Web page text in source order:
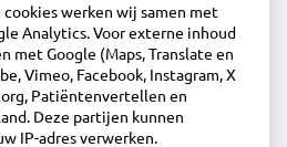
Uitgeest
cookies werken wij samen met
Analytics. Voor externe inhoud
met Google (Maps, Translate en
Vimeo, Facebook, Instagram, X
Patiëntenvertellen en
Deze partijen kunnen
IP-adres verwerken.